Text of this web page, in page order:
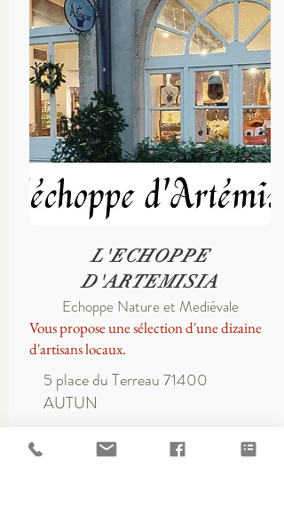
L'ECHOPPE
D'ARTEMISIA
Echoppe Nature et Mediévale
Vous propose une sélection d'une dizaine
d'artisans locaux.
5 place du Terreau 71400
AUTUN
Renaudin Magali